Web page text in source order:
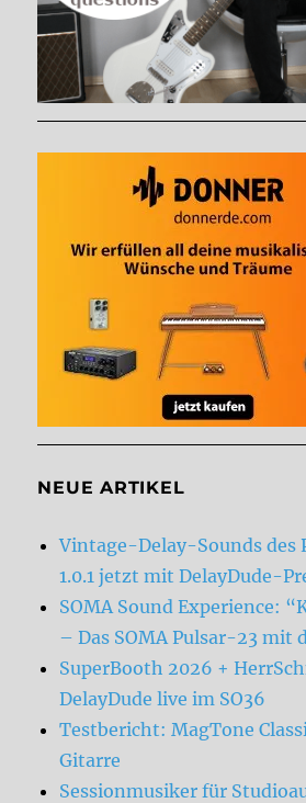
NEUE ARTIKEL
Vintage-Delay-Sounds des
1.0.1 jetzt mit DelayDude-
SOMA Sound Experience:
– Das SOMA Pulsar-23 mit
SuperBooth 2026 +
DelayDude live im SO36
Testbericht: MagTone
Gitarre
Sessionmusiker für